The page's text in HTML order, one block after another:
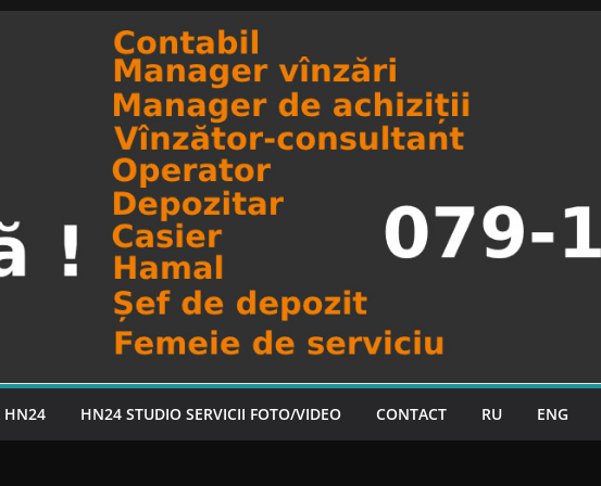
HN24 HN24 STUDIO SERVICII FOTO/VIDEO CONTACT RU ENG